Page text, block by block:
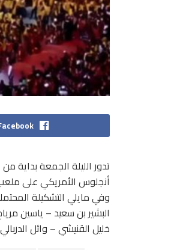
أنجلوس الأمريكي على
وفي مايلي التشكيلة
البشير بن سعيد – ياسين
خليل القنيشي – وائل